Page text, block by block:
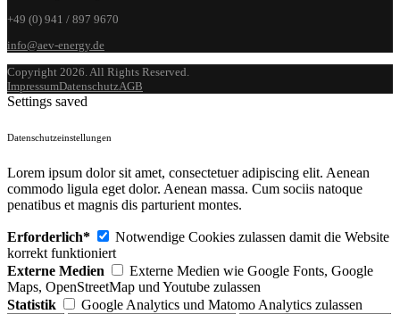
+49 (0) 941 / 897 9670
info@aev-energy.de
Copyright 2026. All Rights Reserved.
ImpressumDatenschutzAGB
Settings saved
Datenschutzeinstellungen
Lorem ipsum dolor sit amet, consectetuer adipiscing elit. Aenean
commodo ligula eget dolor. Aenean massa. Cum sociis natoque
penatibus et magnis dis parturient montes.
Erforderlich*
Notwendige Cookies zulassen damit die Website
korrekt funktioniert
Externe Medien
Externe Medien wie Google Fonts, Google
Maps, OpenStreetMap und Youtube zulassen
Statistik
Google Analytics und Matomo Analytics zulassen